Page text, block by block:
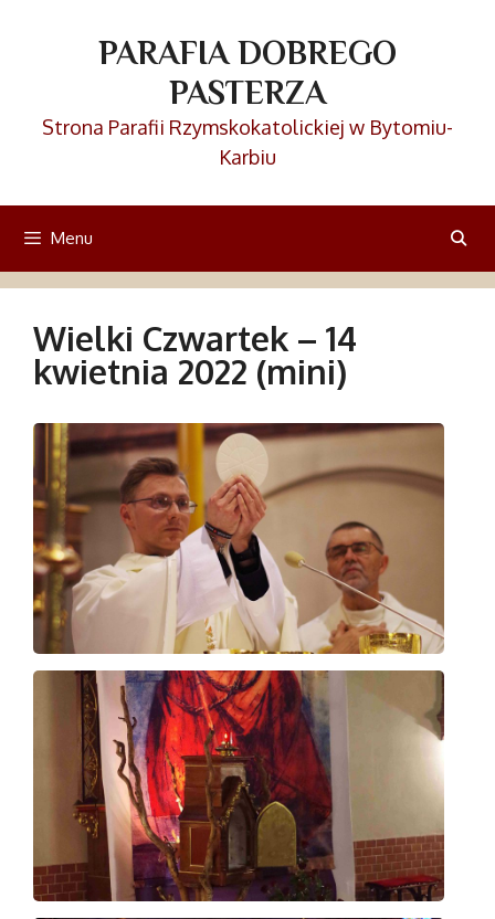
PARAFIA DOBREGO
PASTERZA
Strona Parafii Rzymskokatolickiej w Bytomiu-
Karbiu
Menu
Wielki Czwartek – 14
kwietnia 2022 (mini)